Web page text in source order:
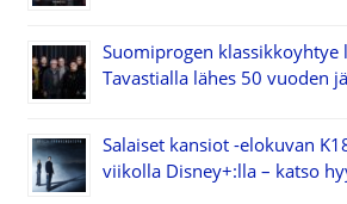
Suomiprogen klassikkoyhtye
Tavastialla lähes 50 vuoden
Salaiset kansiot -elokuvan
viikolla Disney+:lla – katso